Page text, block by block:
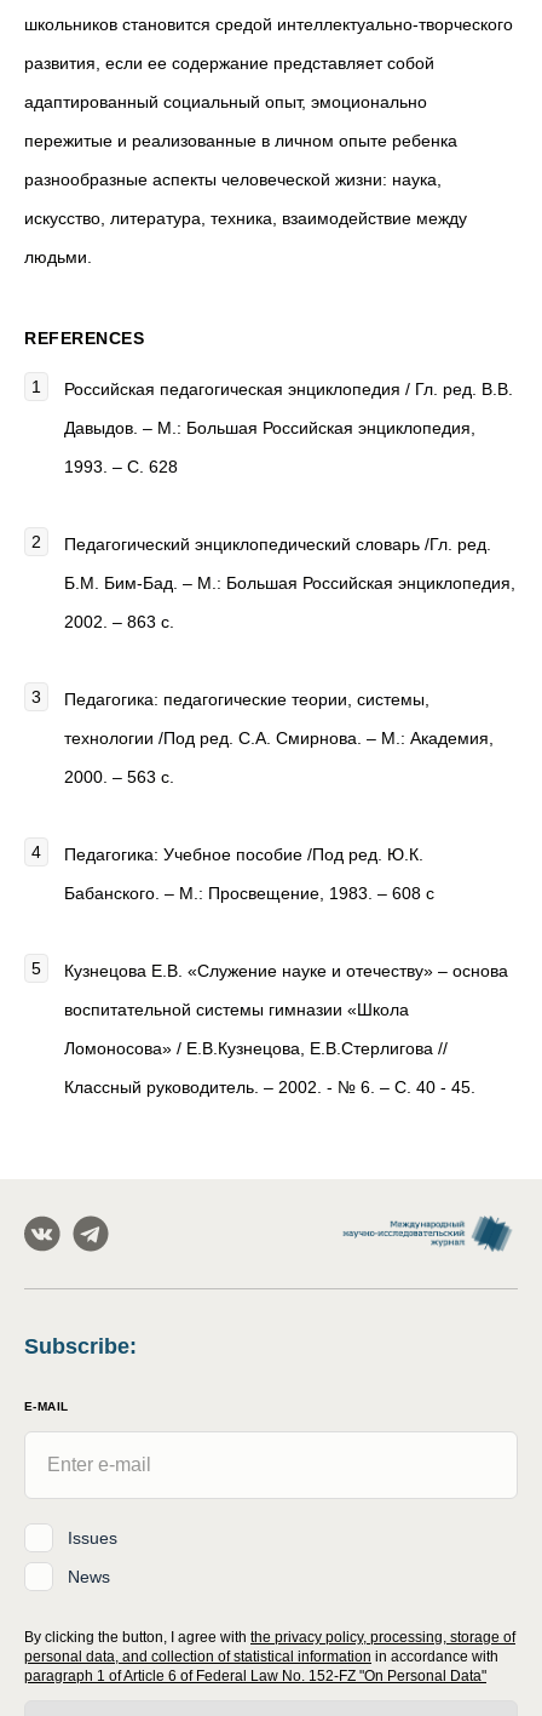
школьников становится средой интеллектуально-творческого
развития, если ее содержание представляет собой
адаптиро­ванный социальный опыт, эмоционально
пережитые и реализо­ванные в личном опыте ребенка
разнообразные аспекты челове­ческой жизни: наука,
искусство, литература, техника, взаимодей­ствие между
людьми.
REFERENCES
Российская педагогическая энциклопедия / Гл. ред. В.В.
Давыдов. – М.: Большая Российская энциклопедия,
1993. – С. 628
Педагогический энциклопедический словарь /Гл. ред.
Б.М. Бим-Бад. – М.: Большая Российская энциклопедия,
2002. – 863 с.
Педагогика: педагогические теории, системы,
технологии /Под ред. С.А. Смирнова. – М.: Академия,
2000. – 563 с.
Педагогика: Учебное пособие /Под ред. Ю.К.
Бабанского. – М.: Просвещение, 1983. – 608 с
Кузнецова Е.В. «Служение науке и отечеству» – основа
воспитательной системы гимназии «Школа
Ломоносова» / Е.В.Кузнецова, Е.В.Стерлигова //
Классный руководитель. – 2002. - № 6. – С. 40 - 45.
Subscribe:
E-MAIL
Issues
News
By clicking the button, I agree with the privacy policy, processing, storage of
personal data, and collection of statistical information in accordance with
paragraph 1 of Article 6 of Federal Law No. 152-FZ "On Personal Data"